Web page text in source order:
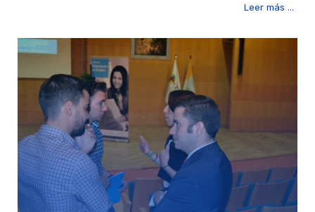
Leer más ...